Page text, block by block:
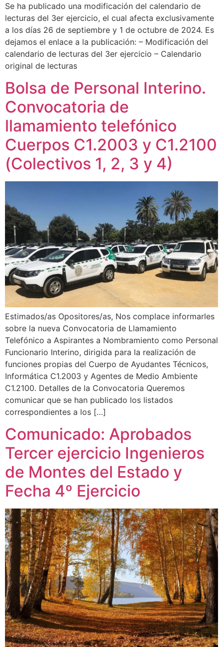
Se ha publicado una modificación del calendario de
lecturas del 3er ejercicio, el cual afecta exclusivamente
a los días 26 de septiembre y 1 de octubre de 2024. Es
dejamos el enlace a la publicación: – Modificación del
calendario de lecturas del 3er ejercicio – Calendario
original de lecturas
Bolsa de Personal Interino.
Convocatoria de
llamamiento telefónico
Cuerpos C1.2003 y C1.2100
(Colectivos 1, 2, 3 y 4)
Estimados/as Opositores/as, Nos complace informarles
sobre la nueva Convocatoria de Llamamiento
Telefónico a Aspirantes a Nombramiento como Personal
Funcionario Interino, dirigida para la realización de
funciones propias del Cuerpo de Ayudantes Técnicos,
Informática C1.2003 y Agentes de Medio Ambiente
C1.2100. Detalles de la Convocatoria Queremos
comunicar que se han publicado los listados
correspondientes a los […]
Comunicado: Aprobados
Tercer ejercicio Ingenieros
de Montes del Estado y
Fecha 4º Ejercicio